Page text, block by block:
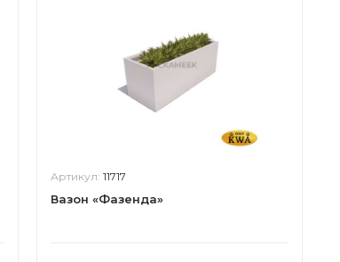
Артикул: 11717
Вазон «Фазенда»